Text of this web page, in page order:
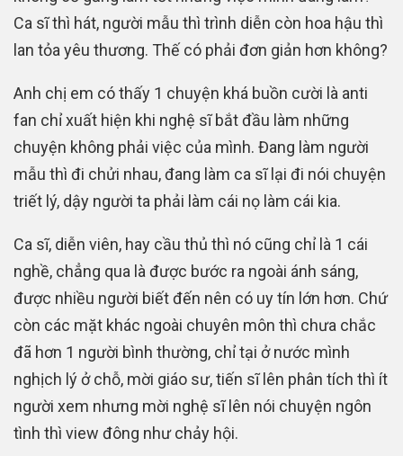
Ca sĩ thì hát, người mẫu thì trình diễn còn hoa hậu thì
lan tỏa yêu thương. Thế có phải đơn giản hơn không?
Anh chị em có thấy 1 chuyện khá buồn cười là anti
fan chỉ xuất hiện khi nghệ sĩ bắt đầu làm những
chuyện không phải việc của mình. Đang làm người
mẫu thì đi chửi nhau, đang làm ca sĩ lại đi nói chuyện
triết lý, dậy người ta phải làm cái nọ làm cái kia.
Ca sĩ, diễn viên, hay cầu thủ thì nó cũng chỉ là 1 cái
nghề, chẳng qua là được bước ra ngoài ánh sáng,
được nhiều người biết đến nên có uy tín lớn hơn. Chứ
còn các mặt khác ngoài chuyên môn thì chưa chắc
đã hơn 1 người bình thường, chỉ tại ở nước mình
nghịch lý ở chỗ, mời giáo sư, tiến sĩ lên phân tích thì ít
người xem nhưng mời nghệ sĩ lên nói chuyện ngôn
tình thì view đông như chảy hội.